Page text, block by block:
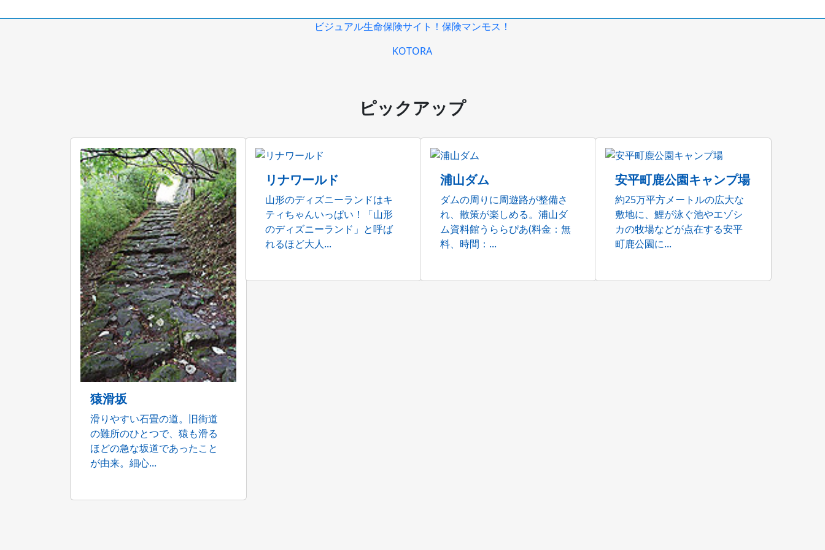
ビジュアル生命保険サイト！保険マンモス！
KOTORA
ピックアップ
猿滑坂
滑りやすい石畳の道。旧街道
の難所のひとつで、猿も滑る
ほどの急な坂道であったこと
が由来。細心...
リナワールド
山形のディズニーランドはキ
ティちゃんいっぱい！「山形
のディズニーランド」と呼ば
れるほど大人...
浦山ダム
ダムの周りに周遊路が整備さ
れ、散策が楽しめる。浦山ダ
ム資料館うららぴあ(料金：無
料、時間：...
安平町鹿公園キャンプ場
約25万平方メートルの広大な
敷地に、鯉が泳ぐ池やエゾシ
カの牧場などが点在する安平
町鹿公園に...